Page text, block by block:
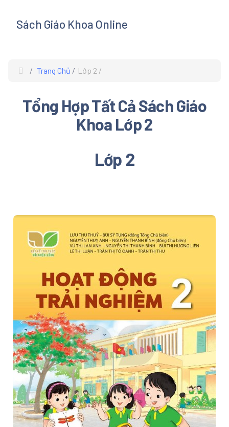
Sách Giáo Khoa Online
Trang Chủ Lớp 2
Tổng Hợp Tất Cả Sách Giáo
Khoa Lớp 2
Lớp 2